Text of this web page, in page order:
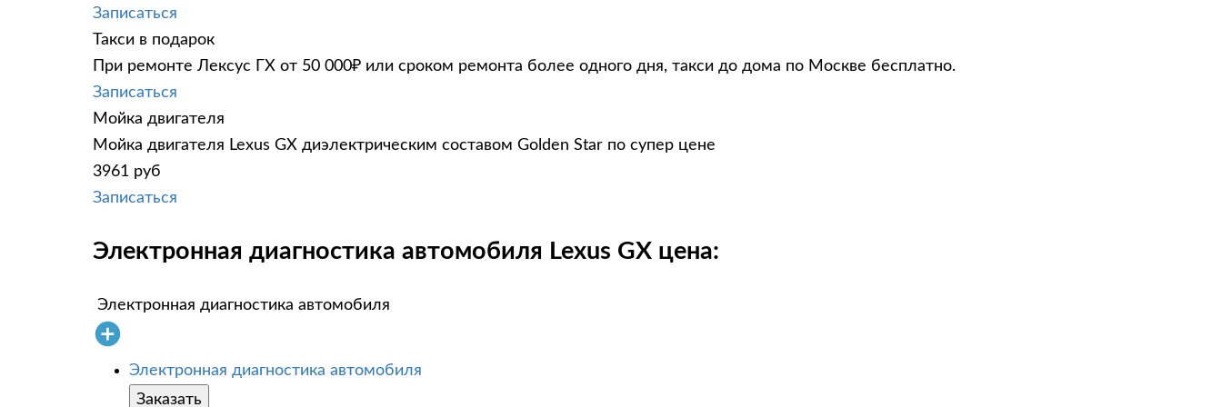
Записаться
Такси в подарок
При ремонте Лексус ГХ от 50 000₽ или сроком ремонта более одного дня, такси до дома по Москве бесплатно.
Записаться
Мойка двигателя
Мойка двигателя Lexus GX диэлектрическим составом Golden Star по супер цене
3961 руб
Записаться
Электронная диагностика автомобиля Lexus GX цена:
Электронная диагностика автомобиля
Электронная диагностика автомобиля
Заказать